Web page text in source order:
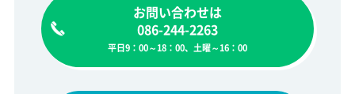
お問い合わせは
086-244-2263
平日9：00～18：00、土曜～16：00